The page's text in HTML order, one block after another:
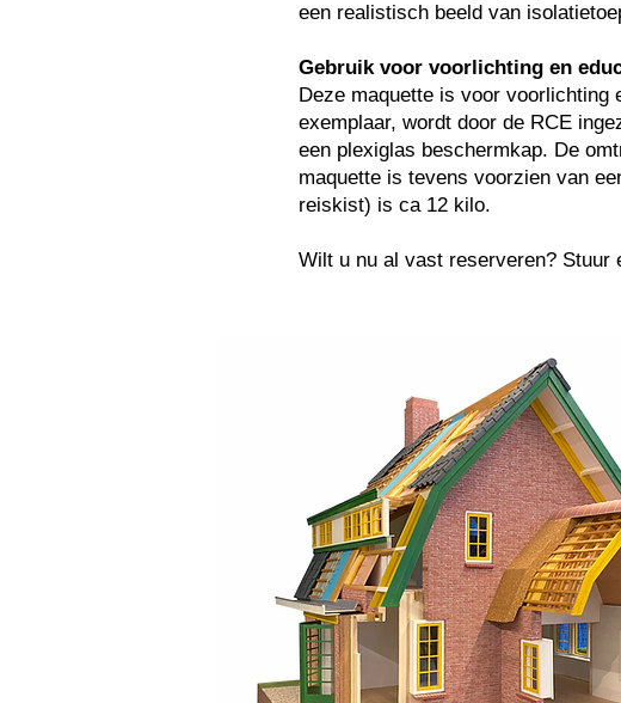
een realistisch beeld van
Gebruik voor voorlichting en
Deze maquette is voor voorlichting
exemplaar, wordt door de RCE
een plexiglas beschermkap. De
maquette is tevens voorzien van
reiskist) is ca 12 kilo.
Wilt u nu al vast reserveren? Stuur